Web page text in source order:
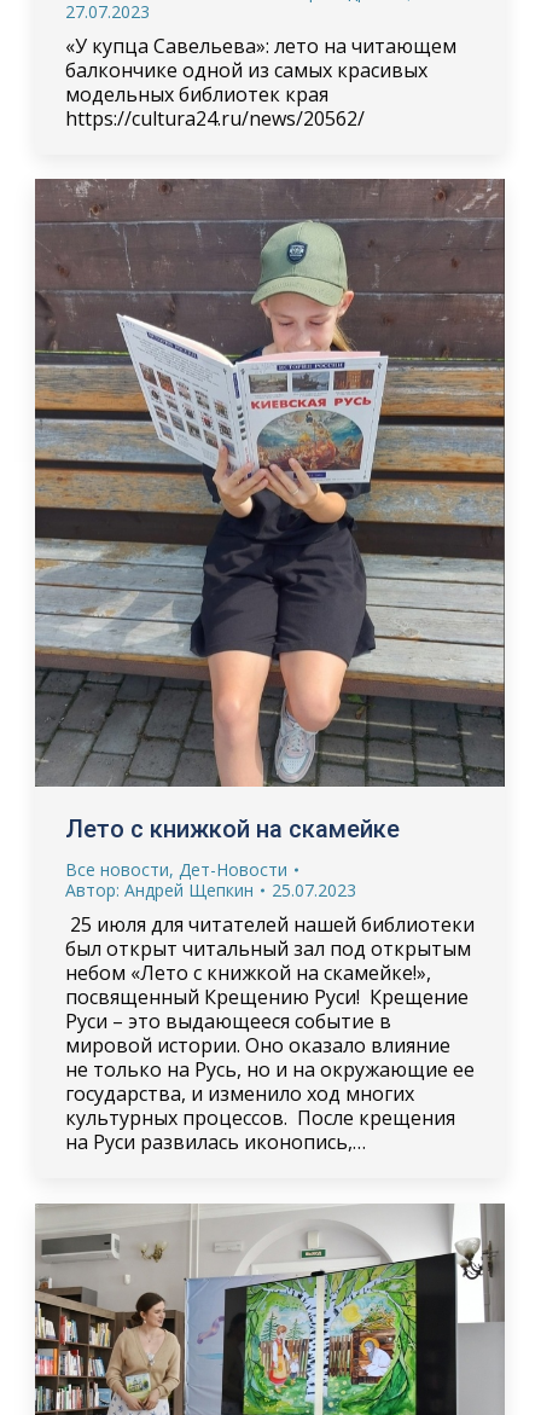
27.07.2023
«У купца Савельева»: лето на читающем
балкончике одной из самых красивых
модельных библиотек края
https://cultura24.ru/news/20562/
Лето с книжкой на скамейке
Все новости, Дет-Новости
Автор: Андрей Щепкин 25.07.2023
25 июля для читателей нашей библиотеки
был открыт читальный зал под открытым
небом «Лето с книжкой на скамейке!»,
посвященный Крещению Руси! Крещение
Руси – это выдающееся событие в
мировой истории. Оно оказало влияние
не только на Русь, но и на окружающие ее
государства, и изменило ход многих
культурных процессов. После крещения
на Руси развилась иконопись,…